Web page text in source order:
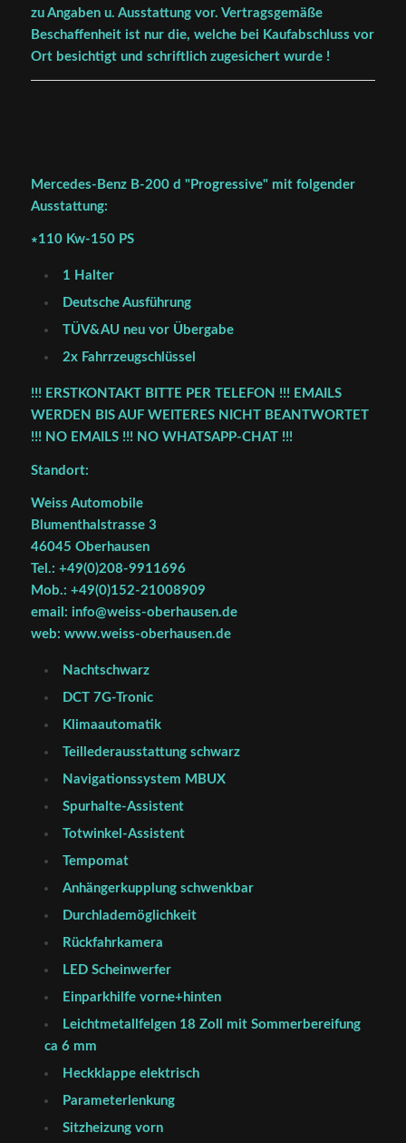
zu Angaben u. Ausstattung vor. Vertragsgemäße
Beschaffenheit ist nur die, welche bei Kaufabschluss vor
Ort besichtigt und schriftlich zugesichert wurde !
Mercedes-Benz B-200 d "Progressive" mit folgender
Ausstattung:
∗110 Kw-150 PS
1 Halter
Deutsche Ausführung
TÜV&AU neu vor Übergabe
2x Fahrrzeugschlüssel
!!! ERSTKONTAKT BITTE PER TELEFON !!! EMAILS
WERDEN BIS AUF WEITERES NICHT BEANTWORTET
!!! NO EMAILS !!! NO WHATSAPP-CHAT !!!
Standort:
Weiss Automobile
Blumenthalstrasse 3
46045 Oberhausen
Tel.: +49(0)208-9911696
Mob.: +49(0)152-21008909
email: info@weiss-oberhausen.de
web: www.weiss-oberhausen.de
Nachtschwarz
DCT 7G-Tronic
Klimaautomatik
Teillederausstattung schwarz
Navigationssystem MBUX
Spurhalte-Assistent
Totwinkel-Assistent
Tempomat
Anhängerkupplung schwenkbar
Durchlademöglichkeit
Rückfahrkamera
LED Scheinwerfer
Einparkhilfe vorne+hinten
Leichtmetallfelgen 18 Zoll mit Sommerbereifung
ca 6 mm
Heckklappe elektrisch
Parameterlenkung
Sitzheizung vorn